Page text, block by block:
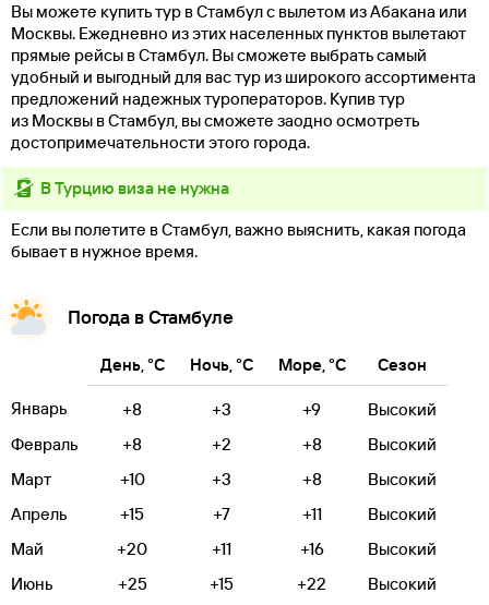
Вы можете купить тур в Стамбул с вылетом из Абакана или
Москвы. Ежедневно из этих населенных пунктов вылетают
прямые рейсы в Стамбул. Вы сможете выбрать самый
удобный и выгодный для вас тур из широкого ассортимента
предложений надежных туроператоров. Купив тур
из Москвы в Стамбул, вы сможете заодно осмотреть
достопримечательности этого города.
в Турцию виза не нужна
Если вы полетите в Стамбул, важно выяснить, какая погода
бывает в нужное время.
Погода в Стамбуле
День, °C Ночь, °C Море, °C Сезон
Январь +8 +3 +9
Высокий
Февраль
+8 +2 +8
Высокий
Март
+10 +3 +8
Высокий
Апрель
+15 +7 +11
Высокий
Май
+20 +11 +16
Высокий
Июнь
+25 +15 +22
Высокий